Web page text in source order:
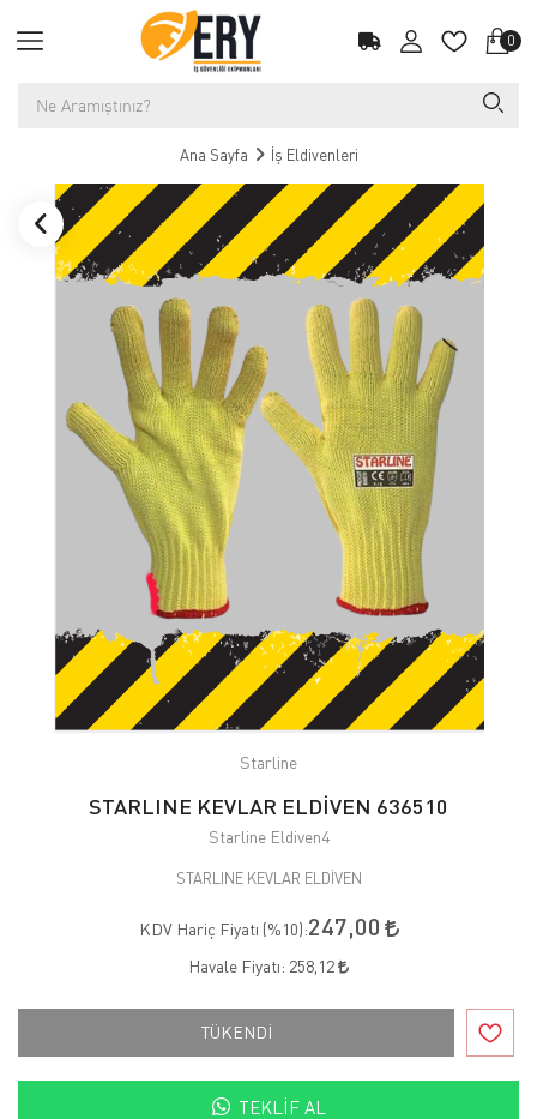
0
Ana Sayfa İş Eldivenleri
Starline
STARLINE KEVLAR ELDİVEN 636510
Starline Eldiven4
STARLINE KEVLAR ELDİVEN
KDV Hariç Fiyatı (%10):247,00
Havale Fiyatı: 258,12
TÜKENDİ
TEKLIF AL